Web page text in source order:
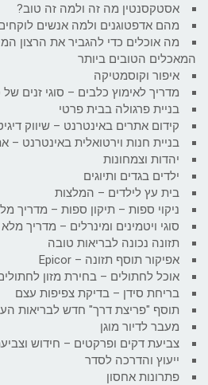
אסטקסנטין מה זה ולמה זה טוב?
מהם אדפטוגנים ולמה אנשים
המאכלים הטובים ביותר
איפור וקוסמטיקה
מדריך לאימוץ כלבים – סוגי זנים
בניית פרגולה בבית פרטי
קידום אתרים באינטרנט – שיווק
בניית חנות וירטואלית באינטרנט –
יהדות וצמחונות
ילדים בגדים ותיוגים
בית עץ לילדים – המלצות
ניקוי ספות – תיקון ספות – מדריך
סוגי ויטמינים ומינרלים – מדריך מלא
תזונה נכונה לבריאות טובה
אפיקור תוסף תזונה – Epicor
אוכל לחתולים – בחירת מזון
בריחת סידן – בדיקת צפיפות עצם
תוסף "פריצת דרך" חדש לבריאות
מעבר לדיור מוגן
צביעת דקים ופרקטים – חידוש
ייעוץ והדרכה לסדר
פתרונות אחסון